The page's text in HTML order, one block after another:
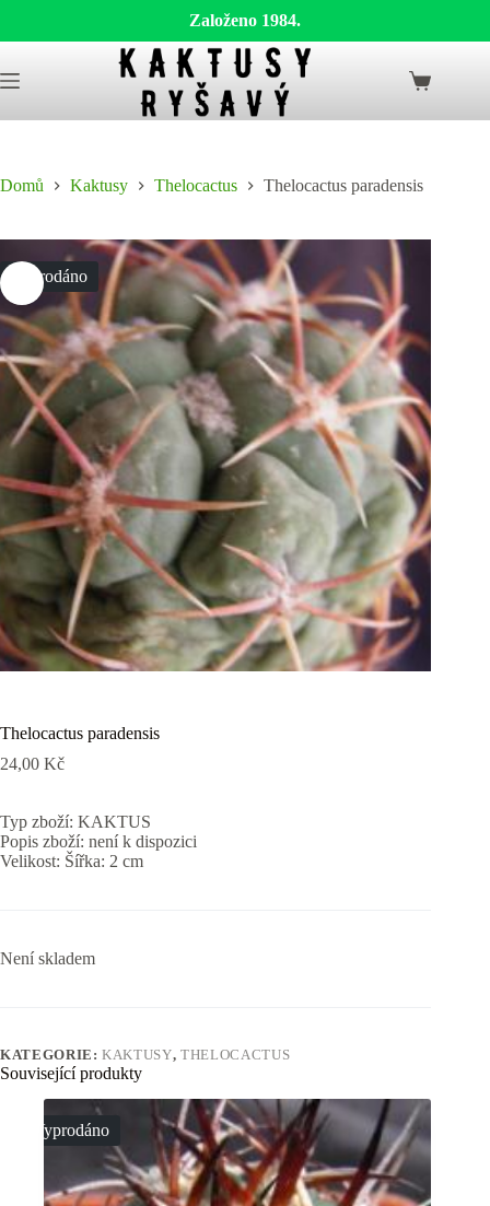
Založeno 1984.
to
content
Shopping
Domů Kaktusy Thelocactus Thelocactus paradensis
Vyprodáno
Thelocactus paradensis
24,00 Kč
Typ zboží: KAKTUS
Popis zboží: není k dispozici
Velikost: Šířka: 2 cm
Není skladem
KATEGORIE:KAKTUSY,THELOCACTUS
Související produkty
Vyprodáno